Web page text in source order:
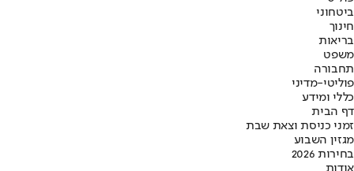
ביטחוני
חינוך
בריאות
משפט
תחבורה
פוליטי-מדיני
כללי ומידע
דף הבית
זמני כניסת וצאת שבת
מגזין השבוע
בחירות 2026